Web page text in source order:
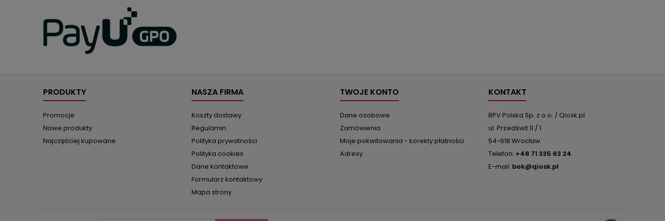
PRODUKTY
Promocje
Nowe produkty
Najczęściej kupowane
NASZA FIRMA
Koszty dostawy
Regulamin
Polityka prywatności
Polityka cookies
Dane kontaktowe
Formularz kontaktowy
Mapa strony
TWOJE KONTO
Dane osobowe
Zamówienia
Moje pokwitowania - korekty płatności
Adresy
KONTAKT
BPV Polska Sp. z o.o. / Qiosk.pl
ul. Przedświt 11 / 1
54-618 Wrocław
Telefon: +48 71 335 63 24
E-mail: bok@qiosk.pl